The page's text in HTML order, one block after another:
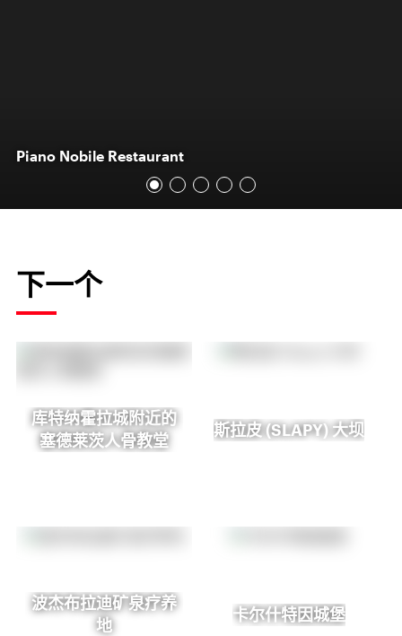
Piano Nobile Restaurant
下一个
库特纳霍拉城附近的
塞德莱茨人骨教堂
斯拉皮 (SLAPY) 大坝
波杰布拉迪矿泉疗养
地
卡尔什特因城堡